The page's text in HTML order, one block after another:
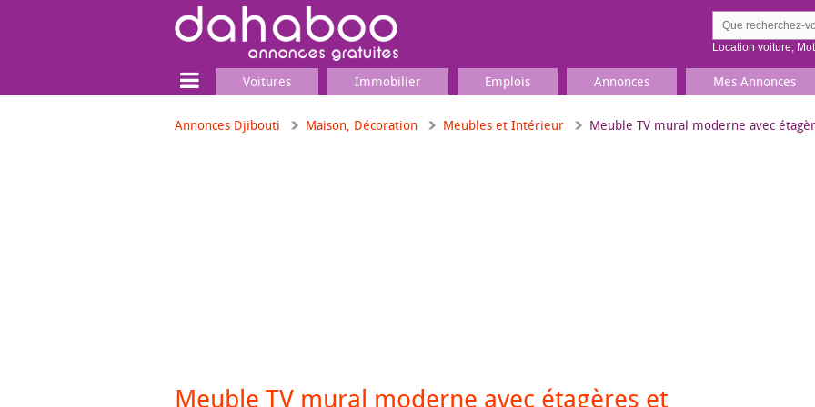
Location voiture,
Voitures Immobilier Emplois Annonces Mes Annonces
Annonces Djibouti Maison, Décoration Meubles et Intérieur Meuble TV mural moderne avec
Meuble TV mural moderne avec étagères et